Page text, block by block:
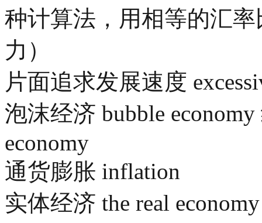
种计算法，用相等的汇
力）
片面追求发展速度
泡沫经济 bubble
economy
通货膨胀 inflation
实体经济 the real economy